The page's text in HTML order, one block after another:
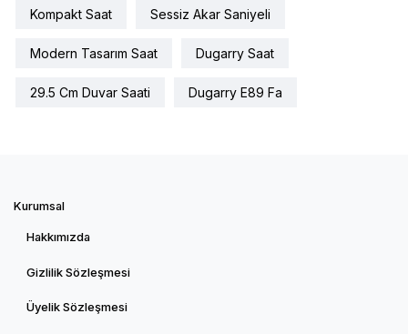
Kompakt Saat Sessiz Akar Saniyeli
Modern Tasarım Saat Dugarry Saat
29.5 Cm Duvar Saati Dugarry E89 Fa
Kurumsal
Hakkımızda
Gizlilik Sözleşmesi
Üyelik Sözleşmesi